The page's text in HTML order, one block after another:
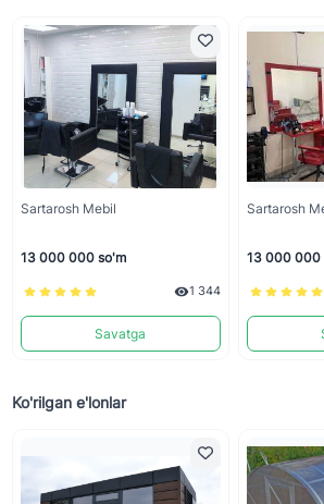
Sartarosh Mebil
13 000 000 so'm
1 344
Savatga
Sartarosh
13 000 000
Ko'rilgan e'lonlar